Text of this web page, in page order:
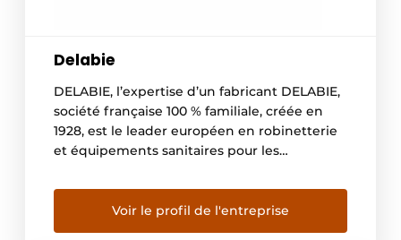
Delabie
DELABIE, l’expertise d’un fabricant DELABIE,
société française 100 % familiale, créée en
1928, est le leader européen en robinetterie
et équipements sanitaires pour les
propose une offre spécifique à ce marché
avec cinq gammes : Robinetteries pour lieux
publics, Robinetteries pour hôpitaux,
Voir le profil de l'entreprise